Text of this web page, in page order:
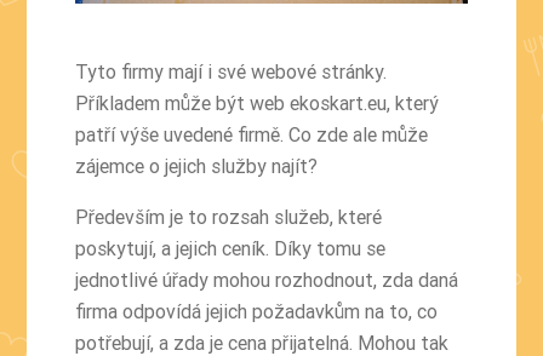
Tyto firmy mají i své webové stránky.
Příkladem může být webekoskart.eu, který
patří výše uvedené firmě. Co zde ale může
zájemce o jejich služby najít?
Především je to rozsah služeb, které
poskytují, a jejich ceník. Díky tomu se
jednotlivé úřady mohou rozhodnout, zda daná
firma odpovídá jejich požadavkům na to, co
potřebují, a zda je cena přijatelná. Mohou tak